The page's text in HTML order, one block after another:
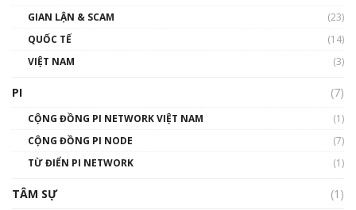
gió ấm
Talkshow 14: MemeCoin – Trò đùa tỷ đô
01:29:26
GIAN LẬN & SCAM
(23)
QUỐC TẾ
(14)
VIỆT NAM
(3)
PI (7)
CỘNG ĐỒNG PI NETWORK VIỆT NAM
(1)
CỘNG ĐỒNG PI NODE
(7)
TỪ ĐIỂN PI NETWORK
(1)
TÂM SỰ
(1)